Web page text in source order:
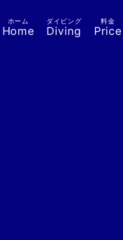
ホーム
Home
ダイビング
Diving
料金
Price